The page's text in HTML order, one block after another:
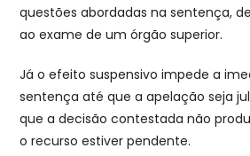
questões abordadas na sentença,
ao exame de um órgão superior.
Já o efeito suspensivo impede a
sentença até que a apelação seja
que a decisão contestada não
o recurso estiver pendente.